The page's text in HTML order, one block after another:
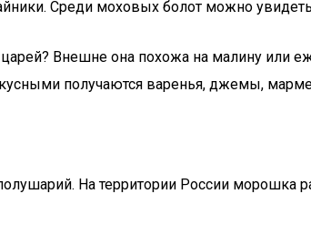
Среди моховых болот можно
Внешне она похожа на малину или
получаются варенья, джемы,
На территории России морошка